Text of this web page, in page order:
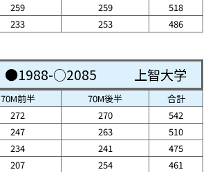
259 259
518
233 253 486
●1988-○2085 上智大学
70M前半 70M後半
合計
272 270
542
247 263
510
234 241
475
207 254 461